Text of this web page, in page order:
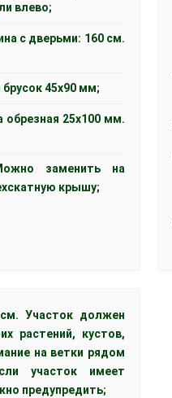
влево;
с дверьми: 160 см.
45x90 мм;
25х100 мм.
заменить на
крышу;
Участок должен
растений, кустов,
на ветки рядом
участок имеет
предупредить;